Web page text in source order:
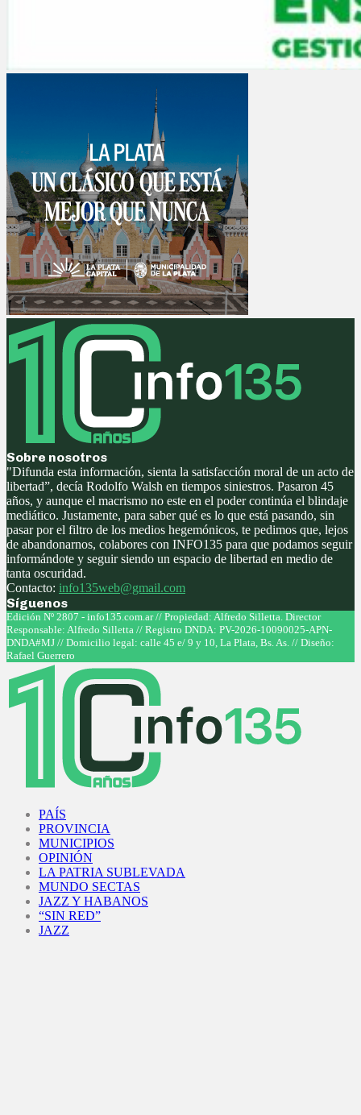
Sobre nosotros
"Difunda esta información, sienta la satisfacción moral de un acto de
libertad”, decía Rodolfo Walsh en tiempos siniestros. Pasaron 45
años, y aunque el macrismo no este en el poder continúa el blindaje
mediático. Justamente, para saber qué es lo que está pasando, sin
pasar por el filtro de los medios hegemónicos, te pedimos que, lejos
de abandonarnos, colabores con INFO135 para que podamos seguir
informándote y seguir siendo un espacio de libertad en medio de
tanta oscuridad.
Contacto: info135web@gmail.com
Síguenos
Facebook
Twitter
Instagram
Youtube
Edición Nº 2807 - info135.com.ar // Propiedad: Alfredo Silletta. Director
Responsable: Alfredo Silletta // Registro DNDA: PV-2026-10090025-APN-
DNDA#MJ // Domicilio legal: calle 45 e/ 9 y 10, La Plata, Bs. As. // Diseño:
Rafael Guerrero
PAÍS
PROVINCIA
MUNICIPIOS
OPINIÓN
LA PATRIA SUBLEVADA
MUNDO SECTAS
JAZZ Y HABANOS
“SIN RED”
JAZZ